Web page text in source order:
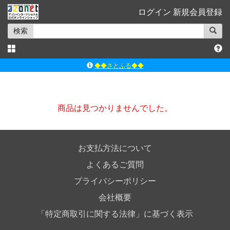
ログイン 新規会員登録
検索
◆◆さとふる◆◆
ｱｿﾞﾝｵﾝﾗｲﾝｼｮｯﾌﾟX
商品は見つかりませんでした。
お支払方法について
よくあるご質問
プライバシーポリシー
会社概要
「特定商取引に関する法律」に基づく表示